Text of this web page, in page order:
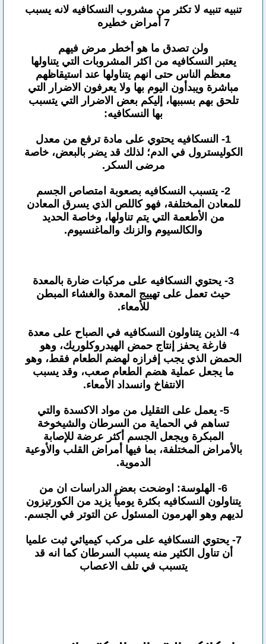
تنبيه تنبيه لا تكثر من مشروب النسكافيه لانه يسبب
7 أمراض خطيره
ولن تصدق ما هو أخطر مرض فيهم
يعتبر النسكافيه من اكثر المشروبات التي يتناولها
معظم الناس حتى انهم يتناولها عند استيقاظهم
مباشرة ويبدأون اليوم بها ولا يعرفون الاضرار التي
تلحق بهم بسببها، إليكم بعض الاضرار التي يتسبب
بها النسكافيه:
1- النسكافيه يحتوي على مادة ترفع من معدل
الكوليسترول في الدم؛ لذلك قد يضر بالبعض، خاصة
مرضى السكر.
2- يتسبب النسكافيه بصعوبة امتصاص الجسم
للمعادن المختلفة، فهو كاللص الذي يسرق المعادن
من الأطعمة التي يتم تناولها، وخاصة الحديد
والكالسيوم والزنك والماغنسيوم.
3- يحتوي النسكافيه على مركبات ضارة بالمعدة
حيث تعمل على تهييج المعدة والغشاء المبطن
للأمعاء.
4- الذين يتناولون النسكافيه في الصباح على معدة
فارغة يحفز إنتاج حمض الهيدروكلوريك، وهو
الحمض الذي يجب إفرازه لهضم الطعام فقط، وهو
ما يجعل عملية هضم الطعام صعب، وقد يسبب
الانتفاخ وانسداد الأمعاء.
5- يعمل على التقليل من مواد الاكسدة والتي
تساهم في الحماية من السرطان والشيخوخة
المبكرة ويجعل الجسم أكثر عرضة للإصابة
بالأمراض المختلفة، بما فيها أمراض القلب والأوعية
الدموية.
6- الهلوسة: اوضحت بعض الدراسات ان من
يتناولون النسكافيه بكثرة يومياً يزيد من الكورتيزون
لديهم وهو الهرمون المسئول عن التوتر في الجسم.
7- يحتوي النسكافيه على مركب كيميائي ثبت علميا
أن تناول الكثير منه يسبب السرطان كما انه قد
يتسبب في تلف الاعصاب